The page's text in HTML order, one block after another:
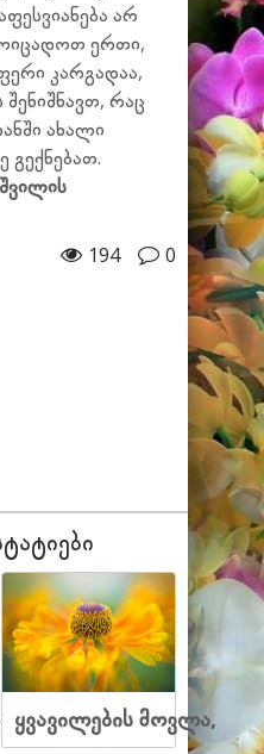
არ
ერთი,
კარგადაა,
რაც
ახალი
გექნებათ.
0
194
ყვავილების მოვლა,